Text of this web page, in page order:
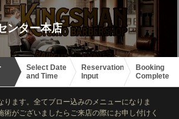
ンター本店
Select Date
and Time
Reservation
Input
Booking
Complete
ります。全てブロー込みのメニューになりま
術がございましたらご来店の際にお申し付けく